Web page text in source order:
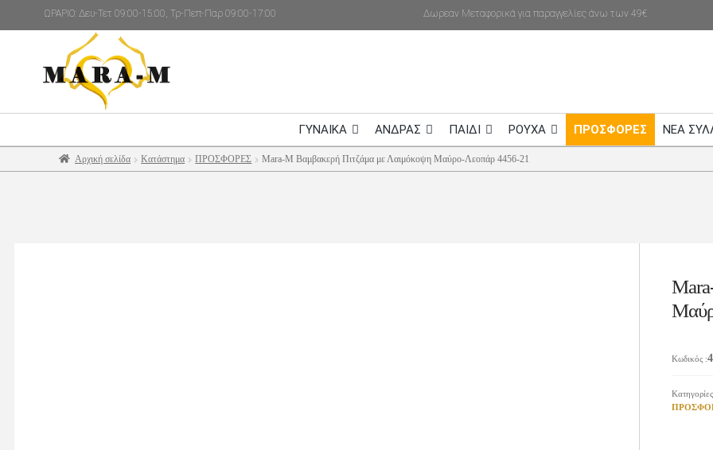
ΩΡΑΡΙΟ: Δευ-Τετ 09:00-15:00, Τρ-Πεπ-Παρ 09:00-17:00 Δωρεαν Μεταφορικά για παραγγελίες άνω των 49€
ΓΥΝΑΙΚΑ ΑΝΔΡΑΣ ΠΑΙΔΙ ΡΟΥΧΑ ΠΡΟΣΦΟΡΕΣ NEA
Αρχική σελίδα Κατάστημα ΠΡΟΣΦΟΡΕΣ Mara-M Βαμβακερή Πιτζάμα με Λαιμόκοψη Μαύρο-Λεοπάρ 4456-21
Κωδικός :